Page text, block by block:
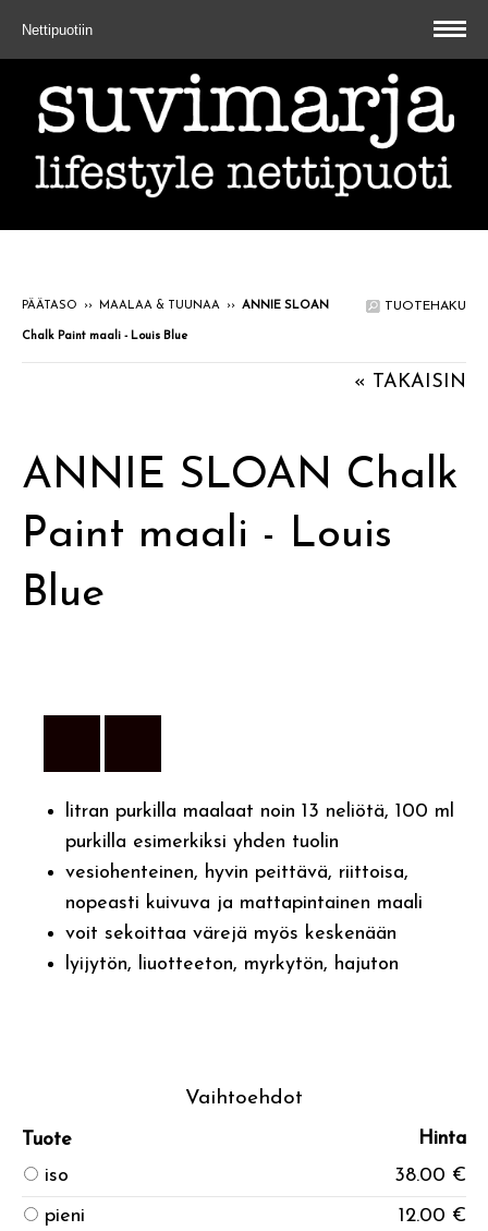
Nettipuotiin
TUOTEHAKU
PÄÄTASO ›› MAALAA & TUUNAA ›› ANNIE SLOAN
Chalk Paint maali - Louis Blue
« TAKAISIN
ANNIE SLOAN Chalk
Paint maali - Louis
Blue
litran purkilla maalaat noin 13 neliötä, 100 ml
purkilla esimerkiksi yhden tuolin
vesiohenteinen, hyvin peittävä, riittoisa,
nopeasti kuivuva ja mattapintainen maali
voit sekoittaa värejä myös keskenään
lyijytön, liuotteeton, myrkytön, hajuton
Vaihtoehdot
Tuote
Hinta
iso
38.00 €
pieni
12.00 €